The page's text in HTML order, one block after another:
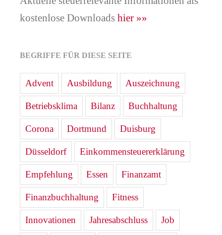
kostenlose Downloads hier »»
BEGRIFFE FÜR DIESE SEITE
Advent Ausbildung Auszeichnung
Betriebsklima Bilanz Buchhaltung
Corona Dortmund Duisburg
Düsseldorf Einkommensteuererklärung
Empfehlung Essen Finanzamt
Finanzbuchhaltung Fitness
Innovationen Jahresabschluss Job